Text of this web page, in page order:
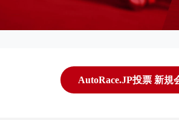
AutoRace.JP投票 新規